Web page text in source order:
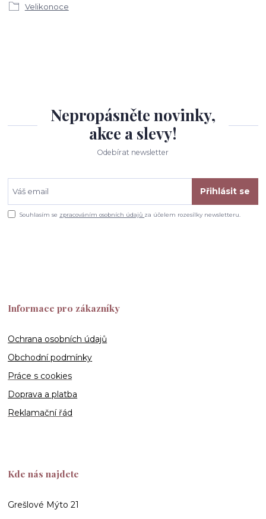
Velikonoce
Nepropásněte novinky,
akce a slevy!
Odebírat newsletter
Přihlásit se
Souhlasím se zpracováním osobních údajů za účelem rozesílky newsletteru.
Informace pro zákazníky
Ochrana osobních údajů
Obchodní podmínky
Práce s cookies
Doprava a platba
Reklamační řád
Kde nás najdete
Grešlové Mýto 21